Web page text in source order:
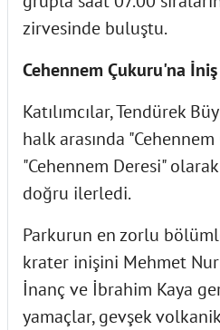
zirvesinde buluştu.
Cehennem Çukuru'na
Katılımcılar, Tendürek
halk arasında
"Cehennem Deresi"
doğru ilerledi.
Parkurun en zorlu
krater inişini Mehmet
İnanç ve İbrahim Kaya
yamaçlar, gevşek